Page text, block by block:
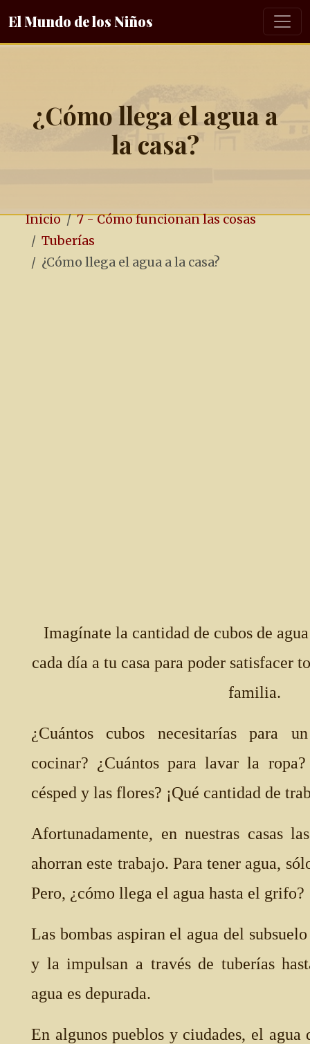
El Mundo de los Niños
¿Cómo llega el agua a
la casa?
Inicio
7 - Cómo funcionan las cosas
Tuberías
¿Cómo llega el agua a la casa?
Imagínate la cantidad de cubos de
cada día a tu casa para poder satisfacer
familia.
¿Cuántos cubos necesitarías para
cocinar? ¿Cuántos para lavar la
césped y las flores? ¡Qué cantidad de
Afortunadamente, en nuestras casas
ahorran este trabajo. Para tener agua,
Pero, ¿cómo llega el agua hasta el grifo?
Las bombas aspiran el agua del
y la impulsan a través de tuberías
agua es depurada.
En algunos pueblos y ciudades, el agua